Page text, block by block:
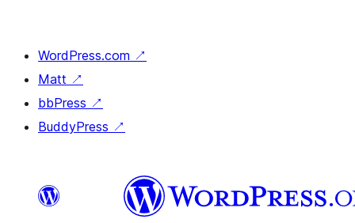
WordPress.com ↗
Matt ↗
bbPress ↗
BuddyPress ↗